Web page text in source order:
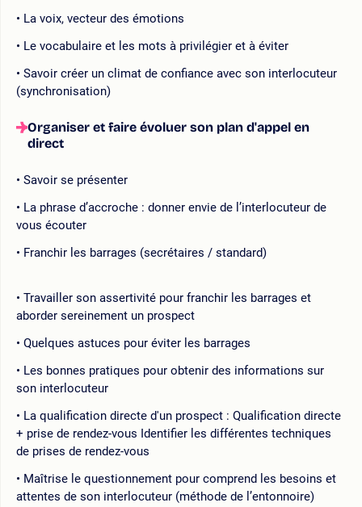
La voix, vecteur des émotions
Le vocabulaire et les mots à privilégier et à éviter
Savoir créer un climat de confiance avec son interlocuteur
(synchronisation)
Organiser et faire évoluer son plan d'appel en
direct
Savoir se présenter
La phrase d’accroche : donner envie de l’interlocuteur de
vous écouter
Franchir les barrages (secrétaires / standard)
Travailler son assertivité pour franchir les barrages et
aborder sereinement un prospect
Quelques astuces pour éviter les barrages
Les bonnes pratiques pour obtenir des informations sur
son interlocuteur
La qualification directe d'un prospect : Qualification directe
+ prise de rendez-vous Identifier les différentes techniques
de prises de rendez-vous
Maîtrise le questionnement pour comprend les besoins et
attentes de son interlocuteur (méthode de l’entonnoire)